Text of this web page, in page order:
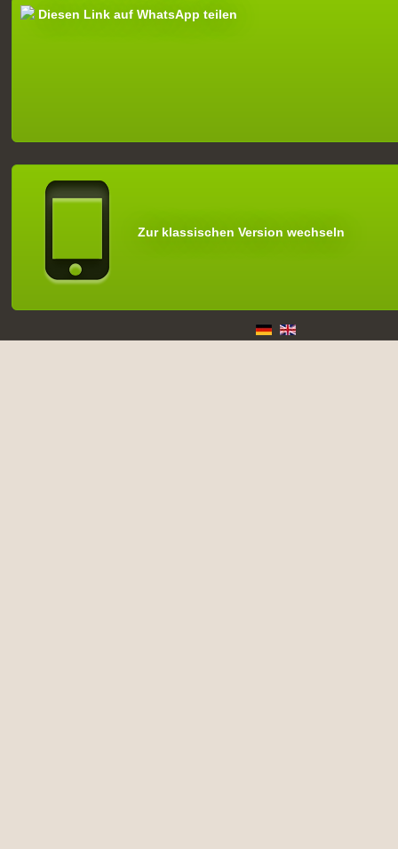
Diesen Link auf WhatsApp teilen
Zur klassischen Version wechseln